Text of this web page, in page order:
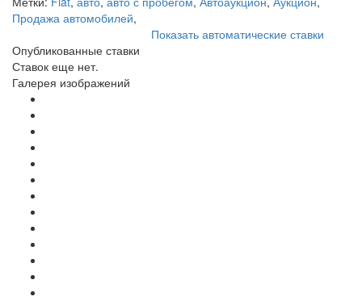
Продажа автомобилей,
Показать автоматические ставки
Опубликованные ставки
Ставок еще нет.
Галерея изображений